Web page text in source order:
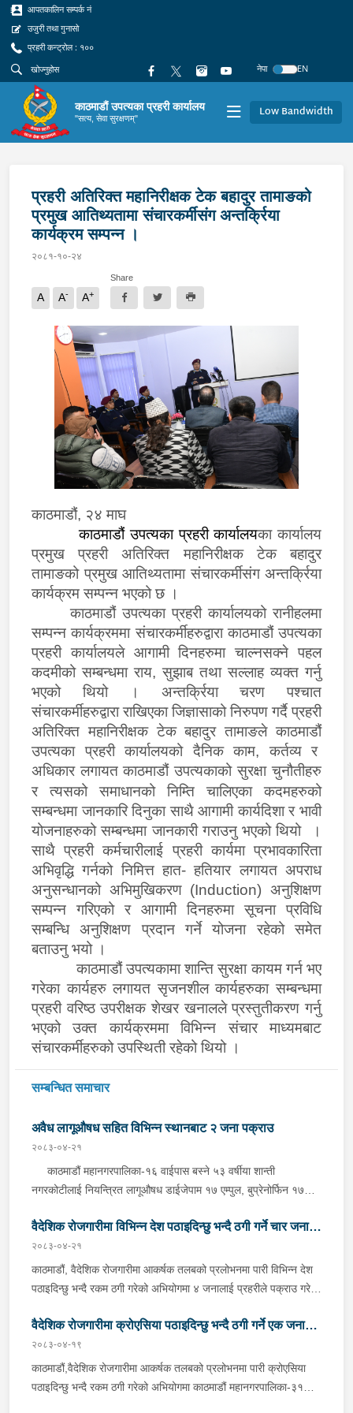
आपतकालिन सम्पर्क नं
उजुरी तथा गुनासो
प्रहरी कन्ट्रोल : १००
नेपा
EN
काठमाडौं उपत्यका प्रहरी कार्यालय
"सत्य, सेवा सुरक्षणम्" Low Bandwidth
प्रहरी अतिरिक्त महानिरीक्षक टेक बहादुर तामाङको
प्रमुख आतिथ्यतामा संचारकर्मीसंग अन्तर्क्रिया
कार्यक्रम सम्पन्न ।
२०८१-१०-२४
A A- A+
Share
काठमाडौं, २४ माघ
काठमाडौं उपत्यका प्रहरी कार्यालयका कार्यालय
प्रमुख प्रहरी अतिरिक्त महानिरीक्षक टेक बहादुर
तामाङको प्रमुख आतिथ्यतामा संचारकर्मीसंग अन्तर्क्रिया
कार्यक्रम सम्पन्न भएको छ ।
काठमाडौं उपत्यका प्रहरी कार्यालयको रानीहलमा
सम्पन्न कार्यक्रममा संचारकर्मीहरुद्वारा काठमाडौं उपत्यका
प्रहरी कार्यालयले आगामी दिनहरुमा चाल्नसक्ने पहल
कदमीको सम्बन्धमा राय, सुझाब तथा सल्लाह व्यक्त गर्नु
भएको थियो । अन्तर्क्रिया चरण पश्चात
संचारकर्मीहरुद्वारा राखिएका जिज्ञासाको निरुपण गर्दै प्रहरी
अतिरिक्त महानिरीक्षक टेक बहादुर तामाङले काठमाडौं
उपत्यका प्रहरी कार्यालयको दैनिक काम, कर्तव्य र
अधिकार लगायत काठमाडौं उपत्यकाको सुरक्षा चुनौतीहरु
र त्यसको समाधानको निम्ति चालिएका कदमहरुको
सम्बन्धमा जानकारि दिनुका साथै आगामी कार्यदिशा र भावी
योजनाहरुको सम्बन्धमा जानकारी गराउनु भएको थियो ।
साथै प्रहरी कर्मचारीलाई प्रहरी कार्यमा प्रभावकारिता
अभिवृद्धि गर्नको निमित्त हात- हतियार लगायत अपराध
अनुसन्धानको अभिमुखिकरण (Induction)अनुशिक्षण
सम्पन्न गरिएको र आगामी दिनहरुमा सूचना प्रविधि
सम्बन्धि अनुशिक्षण प्रदान गर्ने योजना रहेको समेत
बताउनु भयो ।
काठमाडौं उपत्यकामा शान्ति सुरक्षा कायम गर्न भए
गरेका कार्यहरु लगायत सृजनशील कार्यहरुका सम्बन्धमा
प्रहरी वरिष्ठ उपरीक्षक शेखर खनालले प्रस्तुतीकरण गर्नु
भएको उक्त कार्यक्रममा विभिन्न संचार माध्यमबाट
संचारकर्मीहरुको उपस्थिती रहेको थियो ।
सम्बन्धित समाचार
अवैध लागूऔषध सहित विभिन्न स्थानबाट २ जना पक्राउ
२०८३-०४-२१
काठमाडौं महानगरपालिका-१६ वाईपास बस्ने ५३ वर्षीया शान्ती
नगरकोटीलाई नियन्त्रित लागूऔषध डाईजेपाम १७ एम्पुल, बुप्रेनोर्फिन १७
सहित बुधबार साँझ प्रहरीले पक्राउ गरेको छ । प्रहरी वृत्त बालाजुबाट
खटिएको प्रहरीले उनको घर तलासी गर्दा उक्त लागूऔषध फेला पारी पक्राउ
गरेको हो ।साथै भक्तपुर, सूर्यबिनायक नगरपालिका-५ सल्लाघारीबाट
नियन्त्रित लागूऔषध डाईजेपाम ४२ एम्पुल, बुप्रेनोर्फिन ४२ एम्पुल र फेनारगन
प्रजापतीलाई बुधबार बेलुकी प्रहरीले पक्राउ गरेको छ । जिल्ला प्रहरी
परिसर भक्तपुरबाट खटिएको प्रहरीले उनलाई उक्त लागूऔषध सहित पक्राउ
वैदेशिक रोजगारीमा विभिन्न देश पठाइदिन्छु भन्दै ठगी गर्ने चार जना
पक्राउ
२०८३-०४-२१
काठमाडौं, वैदेशिक रोजगारीमा आकर्षक तलबको प्रलोभनमा पारी विभिन्न देश
पठाइदिन्छु भन्दै रकम ठगी गरेको अभियोगमा ४ जनालाई प्रहरीले पक्राउ गरेको
४१ वर्षीय मनोहर मुडभरी, काठमाडौं महानगरपालिका-१४ बस्ने बाजुरा घर
भएका २६ वर्षीय अनिल मल्ल, काठमाडौं टोखा नगरपालिका-१० बस्ने कास्की
घर भएकी ३४ वर्षीया कमला पौडेल सुनार र काठमाडौं महानगरपालिका-९ बस्ने
पाँचथर घर भएका ४१ वर्षीय तुलसीराम ढुंगेल रहेका छन् । पक्राउ मध्ये
वैदेशिक रोजगारीमा क्रोएसिया पठाइदिन्छु भन्दै ठगी गर्ने एक जना
पक्राउ
२०८३-०४-१९
काठमाडौं,वैदेशिक रोजगारीमा आकर्षक तलबको प्रलोभनमा पारी क्रोएसिया
पठाइदिन्छु भन्दै रकम ठगी गरेको अभियोगमा काठमाडौं महानगरपालिका-३१